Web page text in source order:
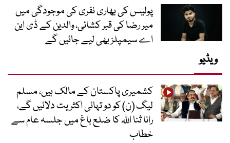
پولیس کی بھاری نفری کی موجودگی میں
میر رضا کی قبر کشائی، والدین کے ڈی این
اے سیمپلز بھی لیے جائیں گے
ویڈیو
کشمیری پاکستان کے مالک ہیں، مسلم
لیگ (ن) کو دو تہائی اکثریت دلائیں گے،
رانا ثنا اللہ کا ضلع باغ میں جلسہ عام سے
خطاب